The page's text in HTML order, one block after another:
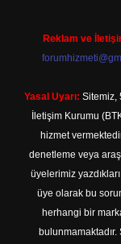
Reklam ve
Yasal Uyarı: Sitemiz,
İletişim Kurumu
hizmet
denetleme veya
üyelerimiz
üye olarak bu
herhangi bir
bulunmamaktadır.